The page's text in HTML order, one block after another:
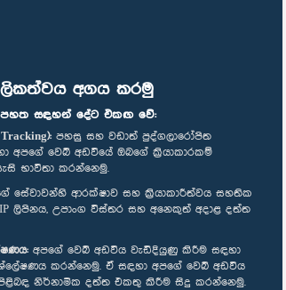
අගය කරමු
සඳහන් දේට එකඟ වේ:
පහසු සහ වඩාත් පුද්ගලාරෝපිත
අපගේ වෙබ් අඩවියේ ඔබගේ ක්‍රියාකාරකම්
භාවිතා කරන්නෙමු.
සේවාවන්හි ආරක්ෂාව සහ ක්‍රියාකාරීත්වය සහතික
ලිපිනය, උපාංග විස්තර සහ අනෙකුත් අදාළ දත්ත
අපගේ වෙබ් අඩවිය වැඩිදියුණු කිරීම සඳහා
කරන්නෙමු. ඒ සඳහා අපගේ වෙබ් අඩවිය
නිර්නාමික දත්ත එකතු කිරීම සිදු කරන්නෙමු.